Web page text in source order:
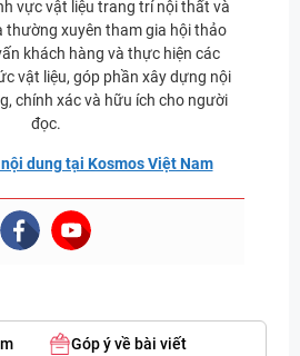
vực vật liệu trang trí nội thất và
thường xuyên tham gia hội thảo
khách hàng và thực hiện các
vật liệu, góp phần xây dựng nội
chính xác và hữu ích cho người
đọc.
dung tại Kosmos Việt Nam
Góp ý về bài viết